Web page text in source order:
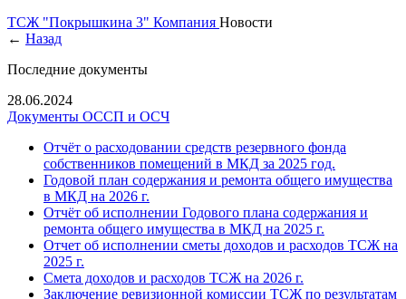
ТСЖ "Покрышкина 3" Компания Новости
← Назад
Последние документы
28.06.2024
Документы ОССП и ОСЧ
Отчёт о расходовании средств резервного фонда
собственников помещений в МКД за 2025 год.
Годовой план содержания и ремонта общего имущества
в МКД на 2026 г.
Отчёт об исполнении Годового плана содержания и
ремонта общего имущества в МКД на 2025 г.
Отчет об исполнении сметы доходов и расходов ТСЖ на
2025 г.
Смета доходов и расходов ТСЖ на 2026 г.
Заключение ревизионной комиссии ТСЖ по результатам